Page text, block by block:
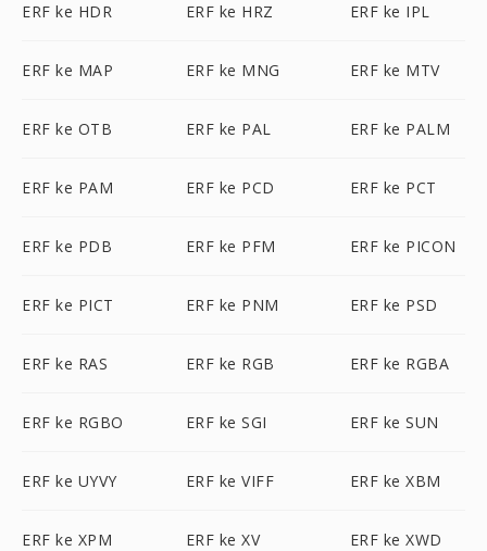
ERF ke HDR ERF ke HRZ ERF ke IPL
ERF ke MAP ERF ke MNG ERF ke MTV
ERF ke OTB ERF ke PAL ERF ke PALM
ERF ke PAM ERF ke PCD ERF ke PCT
ERF ke PDB ERF ke PFM ERF ke PICON
ERF ke PICT ERF ke PNM ERF ke PSD
ERF ke RAS ERF ke RGB ERF ke RGBA
ERF ke RGBO ERF ke SGI ERF ke SUN
ERF ke UYVY ERF ke VIFF ERF ke XBM
ERF ke XPM ERF ke XV ERF ke XWD